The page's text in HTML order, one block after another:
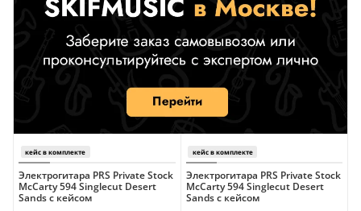
Электрогитара PRS Private Stock
McCarty 594 Singlecut Desert
Sands с кейсом
Электрогитара PRS Private Stock
McCarty 594 Singlecut Desert
Sands с кейсом